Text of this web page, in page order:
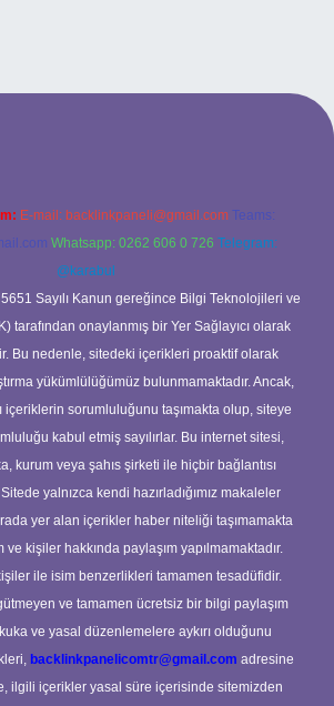
E-mail: backlinkpaneli@gmail.com Teams:
Whatsapp: 0262 606 0 726 Telegram:
@karabul
Sayılı Kanun gereğince Bilgi Teknolojileri ve
tarafından onaylanmış bir Yer Sağlayıcı olarak
Bu nedenle, sitedeki içerikleri proaktif olarak
yükümlülüğümüz bulunmamaktadır. Ancak,
içeriklerin sorumluluğunu taşımakta olup, siteye
kabul etmiş sayılırlar. Bu internet sitesi,
kurum veya şahıs şirketi ile hiçbir bağlantısı
yalnızca kendi hazırladığımız makaleler
yer alan içerikler haber niteliği taşımamakta
kişiler hakkında paylaşım yapılmamaktadır.
ile isim benzerlikleri tamamen tesadüfidir.
ve tamamen ücretsiz bir bilgi paylaşım
ve yasal düzenlemelere aykırı olduğunu
backlinkpanelicomtr@gmail.com adresine
ilgili içerikler yasal süre içerisinde sitemizden